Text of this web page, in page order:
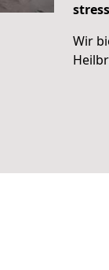
Wir